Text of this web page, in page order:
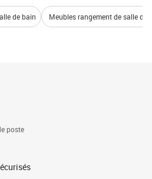
de bain Meubles rangement de salle de
poste